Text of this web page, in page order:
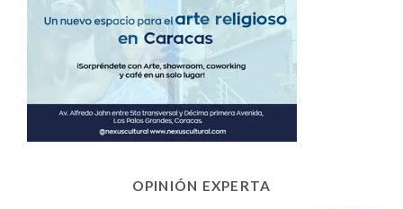
OPINIÓN EXPERTA